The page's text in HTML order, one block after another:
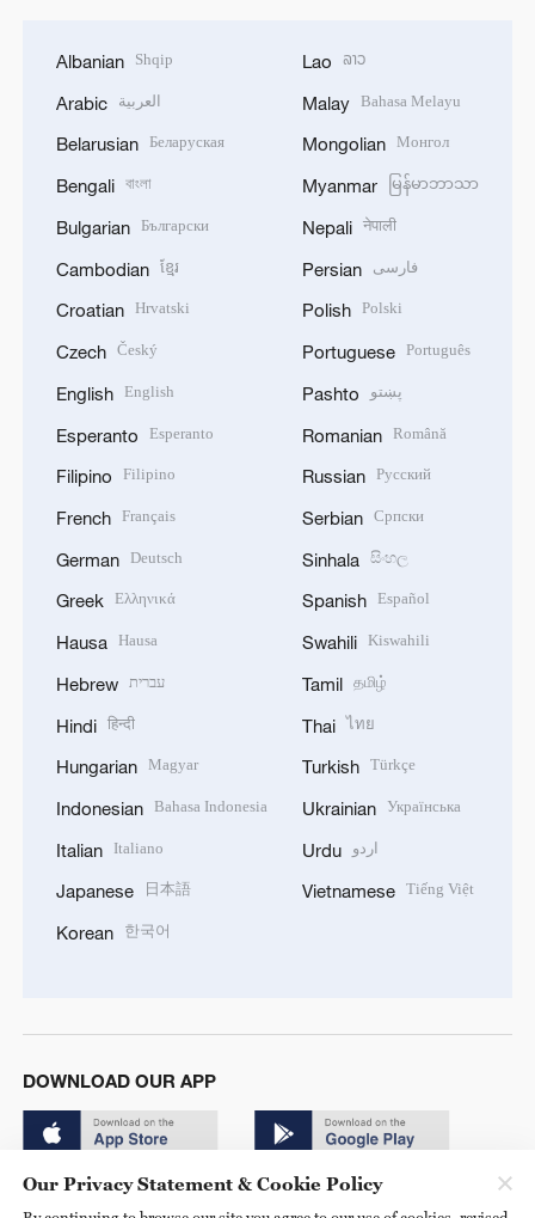
Albanian Shqip
Arabic العربية
Belarusian Беларуская
Bengali বাংলা
Bulgarian Български
Cambodian ខ្មែរ
Croatian Hrvatski
Czech Český
English English
Esperanto Esperanto
Filipino Filipino
French Français
German Deutsch
Greek Ελληνικά
Hausa Hausa
Hebrew עברית
Hindi हिन्दी
Hungarian Magyar
Indonesian Bahasa Indonesia
Italian Italiano
Japanese 日本語
Korean 한국어
Lao ລາວ
Malay Bahasa Melayu
Mongolian Монгол
Myanmar မြန်မာဘာသာ
Nepali नेपाली
Persian فارسی
Polish Polski
Portuguese Português
Pashto پښتو
Romanian Română
Russian Русский
Serbian Српски
Sinhala සිංහල
Spanish Español
Swahili Kiswahili
Tamil தமிழ்
Thai ไทย
Turkish Türkçe
Ukrainian Українська
Urdu اردو
Vietnamese Tiếng Việt
DOWNLOAD OUR APP
Our Privacy Statement & Cookie Policy